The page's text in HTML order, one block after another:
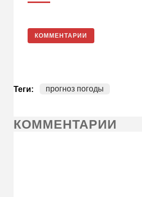
КОММЕНТАРИИ
Теги: прогноз погоды
КОММЕНТАРИИ